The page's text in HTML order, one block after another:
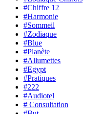
#Chiffre 12
#Harmonie
#Sommeil
#Zodiaque
#Blue
#Planète
#Allumettes
#Egypt
#Pratiques
#222
#Audiotel
# Consultation